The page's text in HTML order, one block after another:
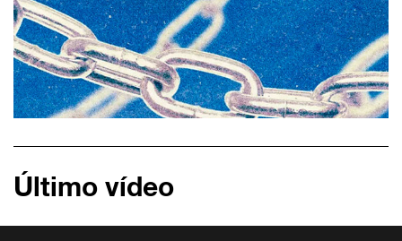
Último vídeo